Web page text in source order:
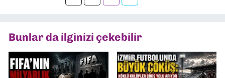
Bunlar da ilginizi çekebilir